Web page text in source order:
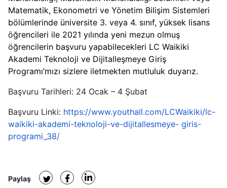
Matematik, Ekonometri ve Yönetim Bilişim Sistemleri
bölümlerinde üniversite 3. veya 4. sınıf, yüksek lisans
öğrencileri ile 2021 yılında yeni mezun olmuş
öğrencilerin başvuru yapabilecekleri LC Waikiki
Akademi Teknoloji ve Dijitalleşmeye Giriş
Programı’mızı sizlere iletmekten mutluluk duyarız.
Başvuru Tarihleri: 24 Ocak – 4 Şubat
Başvuru Linki: https://www.youthall.com/LCWaikiki/lc-
waikiki-akademi-teknoloji-ve-dijitallesmeye- giris-
programi_38/
Paylaş